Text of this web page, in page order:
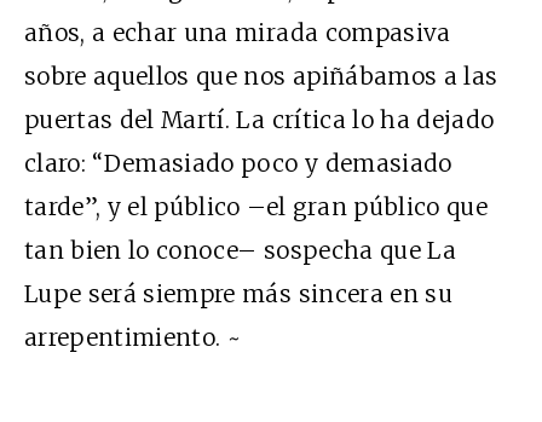
años, a echar una mirada compasiva
sobre aquellos que nos apiñábamos a las
puertas del Martí. La crítica lo ha dejado
claro: “Demasiado poco y demasiado
tarde”, y el público –el gran público que
tan bien lo conoce– sospecha que La
Lupe será siempre más sincera en su
arrepentimiento. ~